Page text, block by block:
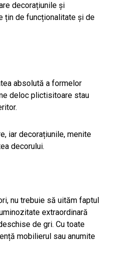
decorațiunile și
țin de funcționalitate și de
absolută a formelor
deloc plictisitoare stau
iar decorațiunile, menite
decorului.
nu trebuie să uităm faptul
extraordinară
de gri. Cu toate
mobilierul sau anumite